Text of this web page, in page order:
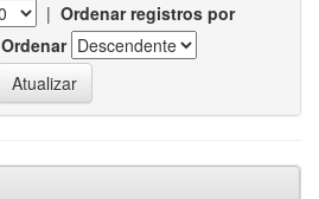
| Ordenar registros por
Ordenar